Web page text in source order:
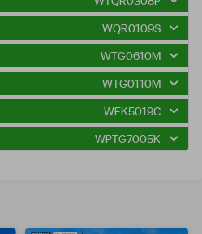
WQR0109S
WTG0610M
WTG0110M
WEK5019C
WPTG7005K